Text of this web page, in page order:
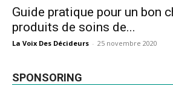
Guide pratique pour un bon
produits de soins de...
La Voix Des Décideurs - 25 novembre 2020
SPONSORING